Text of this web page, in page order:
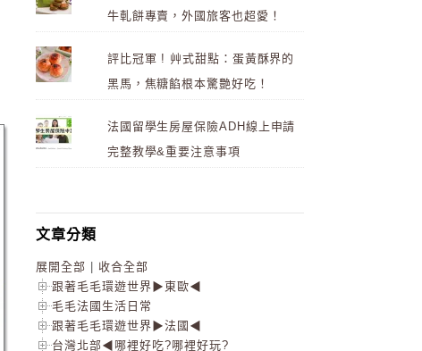
牛軋餅專賣，外國旅客也超愛！
評比冠軍 ! 艸式甜點：蛋黃酥界的
黑馬，焦糖餡根本驚艷好吃！
法國留學生房屋保險ADH線上申請
完整教學&重要注意事項
文章分類
展開全部
收合全部
跟著毛毛環遊世界▶東歐◀
毛毛法國生活日常
跟著毛毛環遊世界▶法國◀
台灣北部◀哪裡好吃?哪裡好玩?